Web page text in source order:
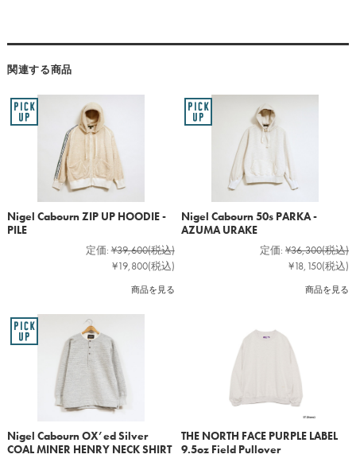
関連する商品
Nigel Cabourn ZIP UP HOODIE -
PILE
定価: ¥39,600(税込)
¥19,800(税込)
商品を見る
Nigel Cabourn 50s PARKA -
AZUMA URAKE
定価: ¥36,300(税込)
¥18,150(税込)
商品を見る
Nigel Cabourn OX’ed Silver
COAL MINER HENRY NECK SHIRT
THE NORTH FACE PURPLE LABEL
9.5oz Field Pullover